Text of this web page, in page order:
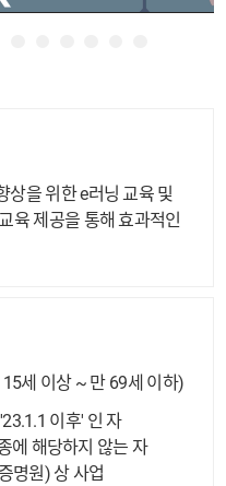
상을 위한 e러닝 교육 및
육 제공을 통해 효과적인
세 이상 ~ 만 69세 이하)
이후' 인 자
에 해당하지 않는 자
명원) 상 사업